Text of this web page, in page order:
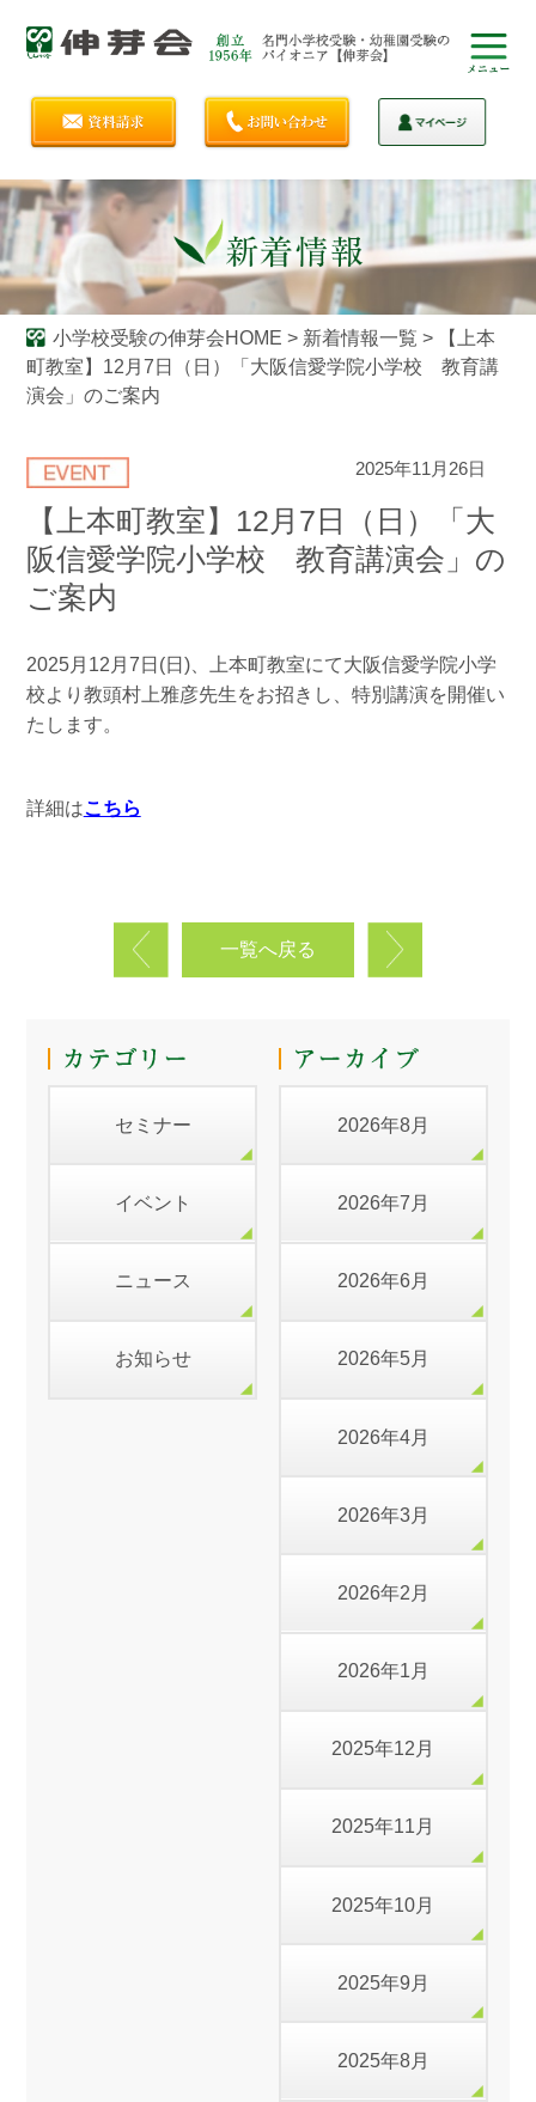
小学校受験の伸芽会HOME > 新着情報一覧 >
【上本
町教室】12月7日（日）「大阪信愛学院小学校 教育講
演会」のご案内
2025年11月26日
【上本町教室】12月7日（日）「大
阪信愛学院小学校 教育講演会」の
ご案内
2025月12月7日(日)、上本町教室にて大阪信愛学院小学
校より教頭村上雅彦先生をお招きし、特別講演を開催い
たします。
詳細はこちら
一覧へ戻る
セミナー
イベント
ニュース
お知らせ
2026年8月
2026年7月
2026年6月
2026年5月
2026年4月
2026年3月
2026年2月
2026年1月
2025年12月
2025年11月
2025年10月
2025年9月
2025年8月